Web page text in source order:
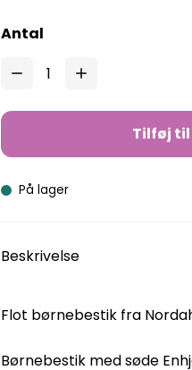
Antal
Tilføj
På lager
Beskrivelse
Flot børnebestik fra
Børnebestik med søde